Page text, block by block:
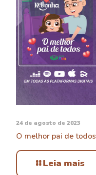
24 de agosto de 2023
O melhor pai de todos
Leia mais